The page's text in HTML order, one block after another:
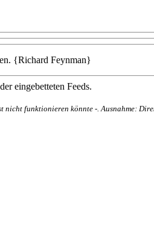
{Richard Feynman}
eingebetteten Feeds.
nicht funktionieren könnte -. Ausnahme: